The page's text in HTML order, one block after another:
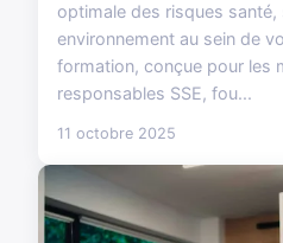
optimale des risques santé,
environnement au sein de
formation, conçue pour les
responsables SSE, fou...
11 octobre 2025